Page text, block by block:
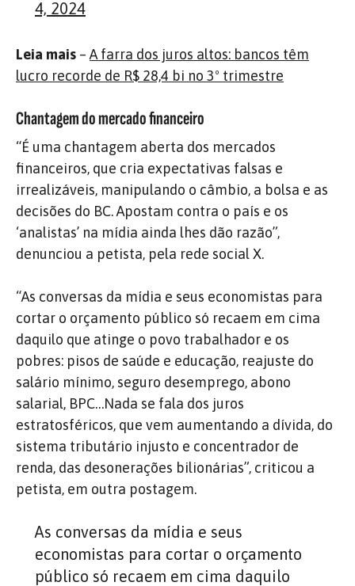
4, 2024
Leia mais – A farra dos juros altos: bancos têm
lucro recorde de R$ 28,4 bi no 3º trimestre
Chantagem do mercado financeiro
“É uma chantagem aberta dos mercados
financeiros, que cria expectativas falsas e
irrealizáveis, manipulando o câmbio, a bolsa e as
decisões do BC. Apostam contra o país e os
‘analistas’ na mídia ainda lhes dão razão”,
denunciou a petista, pela rede social X.
“As conversas da mídia e seus economistas para
cortar o orçamento público só recaem em cima
daquilo que atinge o povo trabalhador e os
pobres: pisos de saúde e educação, reajuste do
salário mínimo, seguro desemprego, abono
salarial, BPC…Nada se fala dos juros
estratosféricos, que vem aumentando a dívida, do
sistema tributário injusto e concentrador de
renda, das desonerações bilionárias”, criticou a
petista, em outra postagem.
As conversas da mídia e seus
economistas para cortar o orçamento
público só recaem em cima daquilo